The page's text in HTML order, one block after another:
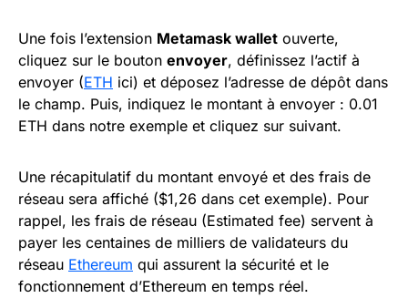
Une fois l’extension Metamask wallet ouverte,
cliquez sur le bouton envoyer, définissez l’actif à
envoyer (ETH ici) et déposez l’adresse de dépôt dans
le champ. Puis, indiquez le montant à envoyer : 0.01
ETH dans notre exemple et cliquez sur suivant.
Une récapitulatif du montant envoyé et des frais de
réseau sera affiché ($1,26 dans cet exemple). Pour
rappel, les frais de réseau (Estimated fee) servent à
payer les centaines de milliers de validateurs du
réseau Ethereum qui assurent la sécurité et le
fonctionnement d’Ethereum en temps réel.